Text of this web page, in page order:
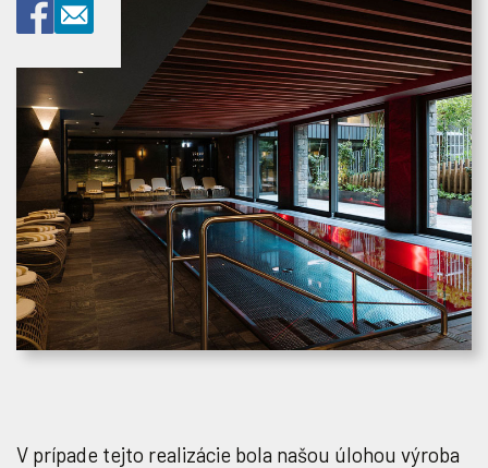
V prípade tejto realizácie bola našou úlohou výroba